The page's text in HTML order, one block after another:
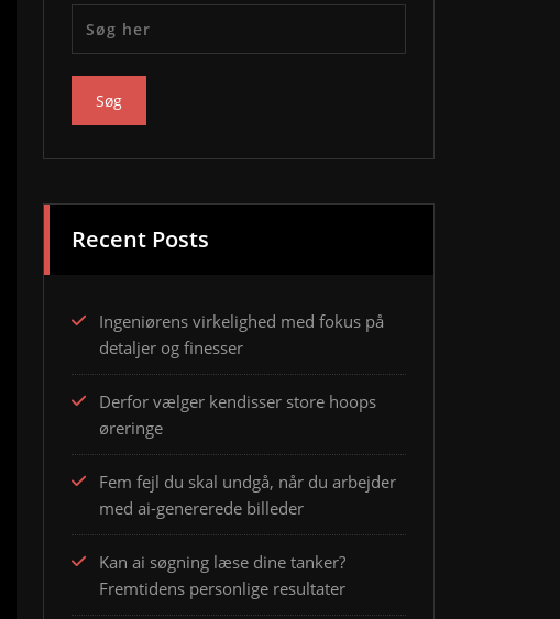
Recent Posts
Ingeniørens virkelighed med fokus på
detaljer og finesser
Derfor vælger kendisser store hoops
øreringe
Fem fejl du skal undgå, når du arbejder
med ai-genererede billeder
Kan ai søgning læse dine tanker?
Fremtidens personlige resultater